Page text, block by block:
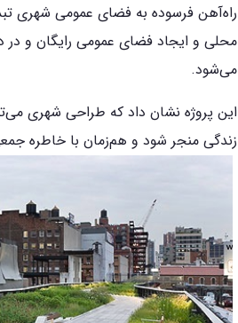
راه‌آهن فرسوده به فضای عمومی شهری
محلی و ایجاد فضای عمومی رایگان و
می‌شود.
این پروژه نشان داد که طراحی شهری
زندگی منجر شود و هم‌زمان با خاطره